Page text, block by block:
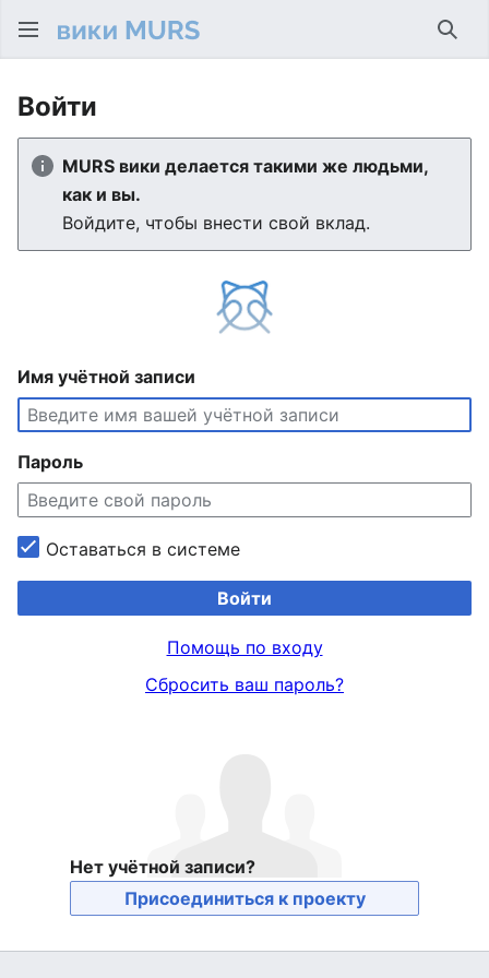
Войти
MURS вики делается такими же людьми,
как и вы.
Войдите, чтобы внести свой вклад.
Имя учётной записи
Пароль
Оставаться в системе
Войти
Помощь по входу
Сбросить ваш пароль?
Нет учётной записи?
Присоединиться к проекту